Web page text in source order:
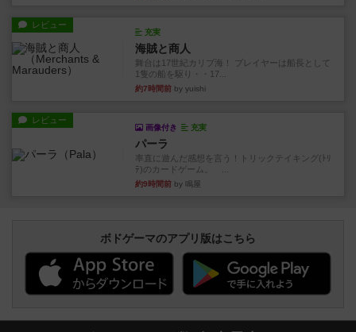
レビュー
充実
海賊と商人
舞台は17世紀カリブ海！ プレイヤーは船長として
1隻の船を駆り・・17...
約7時間前 by yuishi
レビュー
画像付き 充実
パーラ
率直に遊んだ感想を言う！トリックテイキング(ﾄﾘ
ﾃ)のカードゲーム。 ...
約9時間前 by 鳴屋
ボドゲーマのアプリ版はこちら